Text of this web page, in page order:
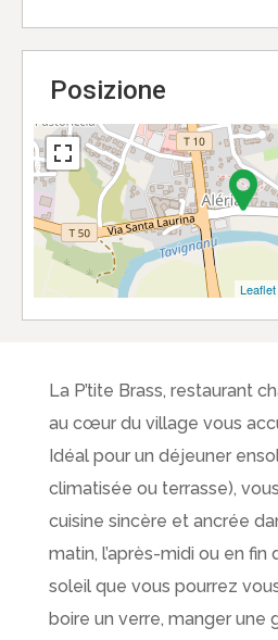
Posizione
Leaflet
La P’tite Brass, restaurant
au cœur du village vous
Idéal pour un déjeuner
climatisée ou terrasse),
cuisine sincère et ancrée
matin, l’après-midi ou en fin
soleil que vous pourrez
boire un verre, manger une